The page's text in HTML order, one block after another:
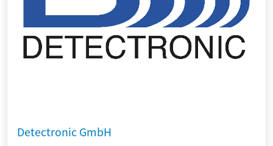
Detectronic GmbH